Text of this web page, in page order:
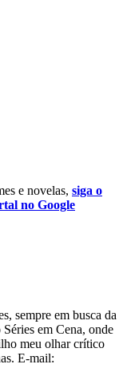
e novelas, siga o
no Google
sempre em busca da
em Cena, onde
meu olhar crítico
E-mail: